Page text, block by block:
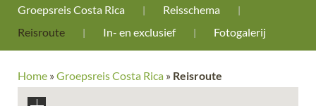
Groepsreis Costa Rica
Reisschema
Reisroute
In- en exclusief Fotogalerij
Home »Groepsreis Costa Rica » Reisroute